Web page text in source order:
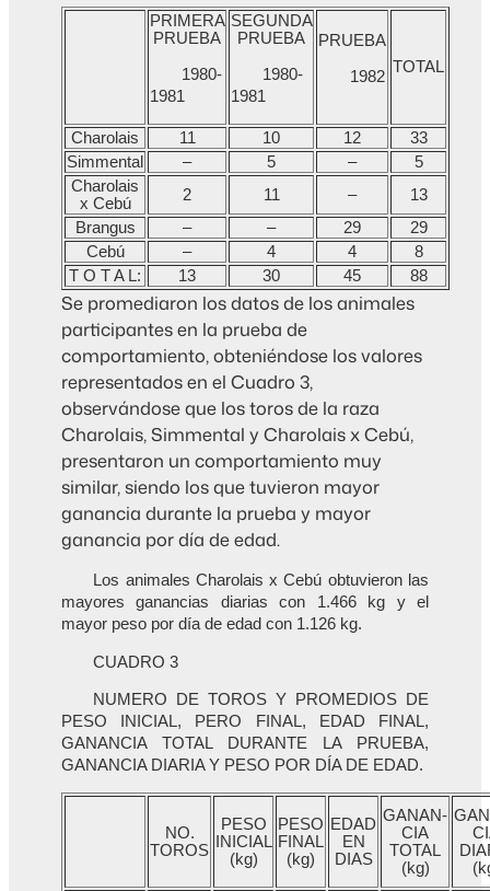
PRIMERA
PRUEBA
1980-
1981
SEGUNDA
PRUEBA
1980-
1981
PRUEBA
1982
TOTAL
Charolais 11 10 12
33
Simmental
– 5 –
5
Charolais
x Cebú
2 11 –
13
Brangus
– – 29
29
Cebú
– 4 4
8
T O T A L:
13 30 45 88
Se promediaron los datos de los animales
participantes en la prueba de
comportamiento, obteniéndose los valores
representados en el Cuadro 3,
observándose que los toros de la raza
Charolais, Simmental y Charolais x Cebú,
presentaron un comportamiento muy
similar, siendo los que tuvieron mayor
ganancia durante la prueba y mayor
ganancia por día de edad.
Los animales Charolais x Cebú obtuvieron las
mayores ganancias diarias con 1.466 kg y el
mayor peso por día de edad con 1.126 kg.
CUADRO 3
NUMERO DE TOROS Y PROMEDIOS DE
PESO INICIAL, PERO FINAL, EDAD FINAL,
GANANCIA TOTAL DURANTE LA PRUEBA,
GANANCIA DIARIA Y PESO POR DÍA DE EDAD.
NO.
TOROS
PESO
INICIAL
(kg)
PESO
FINAL
(kg)
EDAD
EN
DIAS
GANAN-
CIA
TOTAL
(kg)